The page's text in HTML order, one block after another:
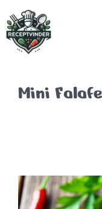
Mini